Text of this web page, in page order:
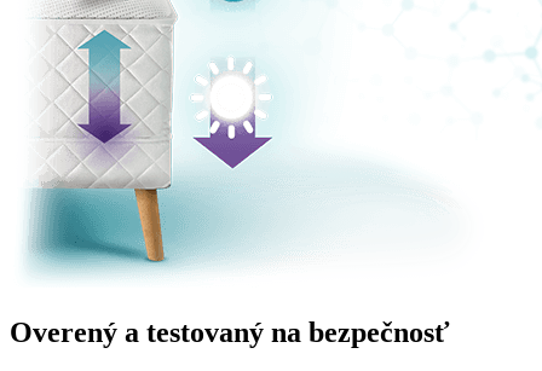
Overený a testovaný na bezpečnosť